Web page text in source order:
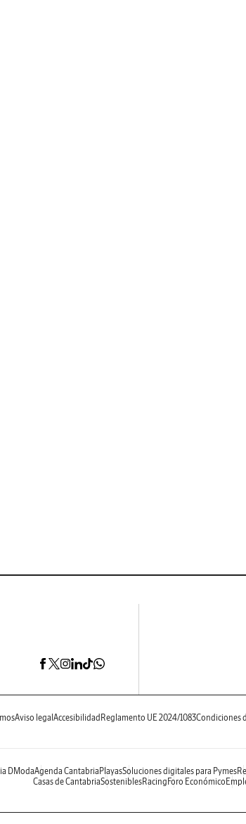
Aviso legal Accesibilidad Reglamento UE 2024/1083Condiciones
DModaAgenda Cantabria PlayasSoluciones digitales para Pymes
Casas de CantabriaSosteniblesRacing Foro Económico